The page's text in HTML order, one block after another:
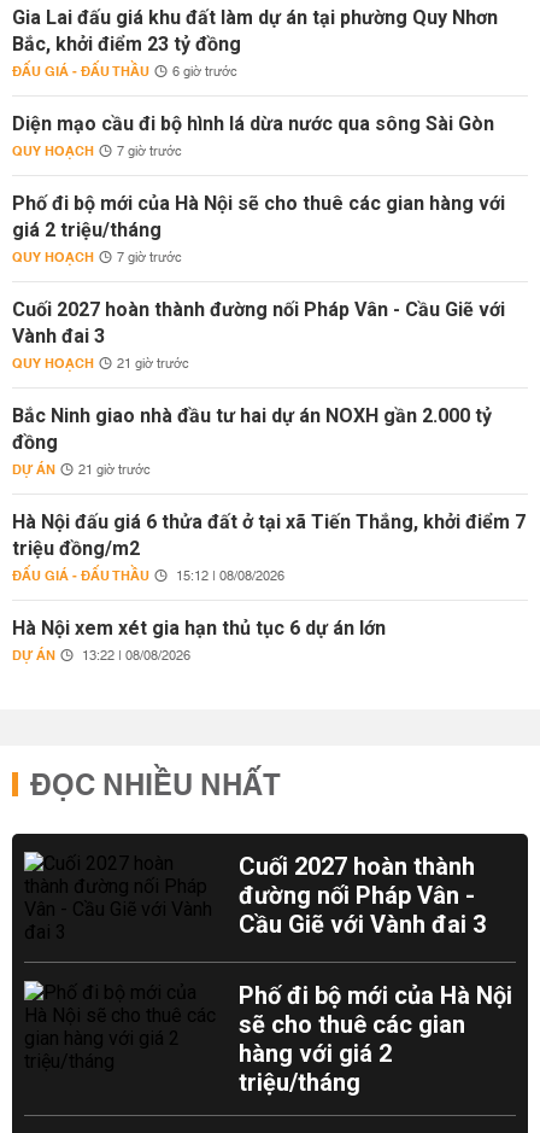
Gia Lai đấu giá khu đất làm dự án tại phường Quy Nhơn
Bắc, khởi điểm 23 tỷ đồng
ĐẤU GIÁ - ĐẤU THẦU 6 giờ trước
Diện mạo cầu đi bộ hình lá dừa nước qua sông Sài Gòn
QUY HOẠCH 7 giờ trước
Phố đi bộ mới của Hà Nội sẽ cho thuê các gian hàng với
giá 2 triệu/tháng
QUY HOẠCH 7 giờ trước
Cuối 2027 hoàn thành đường nối Pháp Vân - Cầu Giẽ với
Vành đai 3
QUY HOẠCH 21 giờ trước
Bắc Ninh giao nhà đầu tư hai dự án NOXH gần 2.000 tỷ
đồng
DỰ ÁN 21 giờ trước
Hà Nội đấu giá 6 thửa đất ở tại xã Tiến Thắng, khởi điểm 7
triệu đồng/m2
ĐẤU GIÁ - ĐẤU THẦU 15:12 | 08/08/2026
Hà Nội xem xét gia hạn thủ tục 6 dự án lớn
DỰ ÁN 13:22 | 08/08/2026
ĐỌC NHIỀU NHẤT
Cuối 2027 hoàn thành
đường nối Pháp Vân -
Cầu Giẽ với Vành đai 3
Phố đi bộ mới của Hà Nội
sẽ cho thuê các gian
hàng với giá 2
triệu/tháng